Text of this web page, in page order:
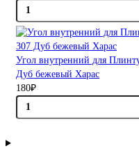
Угол внутренний для
Дуб бежевый Харас
180₽